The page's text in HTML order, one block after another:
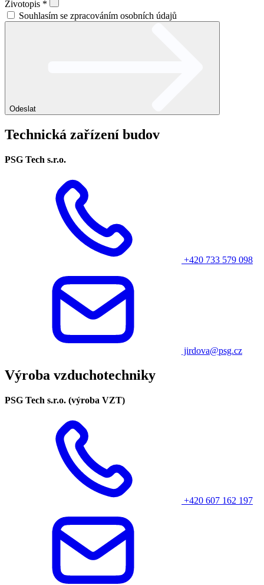
Životopis *
Souhlasím se zpracováním osobních údajů
Odeslat
Technická zařízení budov
PSG Tech s.r.o.
+420 733 579 098
jirdova@psg.cz
Výroba vzduchotechniky
PSG Tech s.r.o. (výroba VZT)
+420 607 162 197